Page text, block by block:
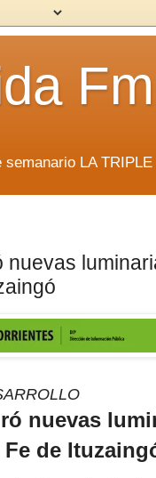
semanario LA
nuevas
nuevas
de